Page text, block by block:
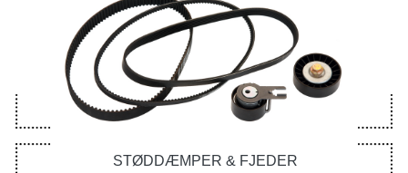
STØDDÆMPER & FJEDER